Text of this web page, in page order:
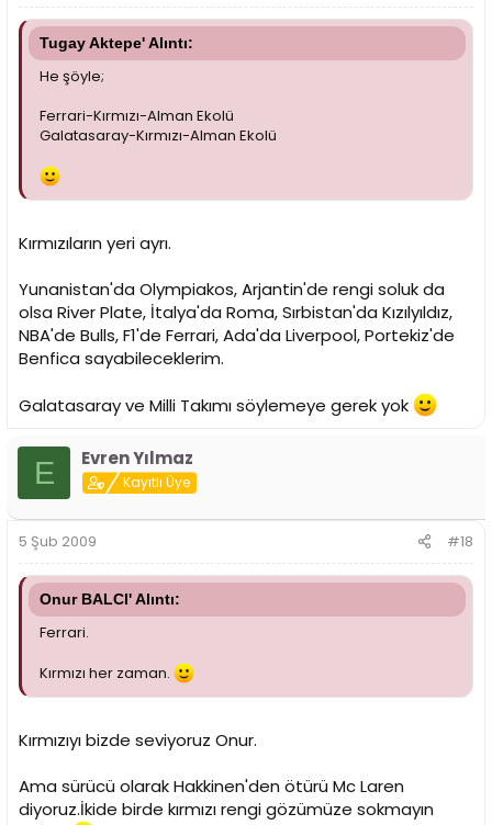
Tugay Aktepe' Alıntı:
He şöyle;
Ferrari-Kırmızı-Alman Ekolü
Galatasaray-Kırmızı-Alman Ekolü
Kırmızıların yeri ayrı.
Yunanistan'da Olympiakos, Arjantin'de rengi soluk da
olsa River Plate, İtalya'da Roma, Sırbistan'da Kızılyıldız,
NBA'de Bulls, F1'de Ferrari, Ada'da Liverpool, Portekiz'de
Benfica sayabileceklerim.
Galatasaray ve Milli Takımı söylemeye gerek yok
E Evren Yılmaz
Kayıtlı Üye
5 Şub 2009 #18
Onur BALCI' Alıntı:
Ferrari.
Kırmızı her zaman.
Kırmızıyı bizde seviyoruz Onur.
Ama sürücü olarak Hakkinen'den ötürü Mc Laren
diyoruz.İkide birde kırmızı rengi gözümüze sokmayın